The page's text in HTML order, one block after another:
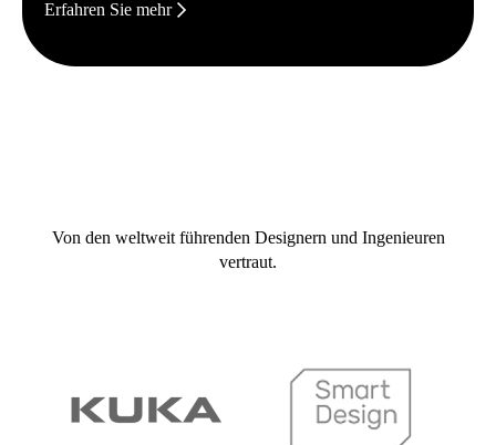
Erfahren Sie mehr
Von den weltweit führenden Designern und Ingenieuren
vertraut.